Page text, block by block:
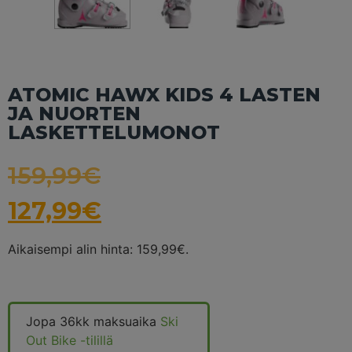
ATOMIC HAWX KIDS 4 LASTEN
JA NUORTEN
LASKETTELUMONOT
159,99€
127,99€
Aikaisempi alin hinta: 159,99€.
Jopa 36kk maksuaika Ski
Out Bike -tilillä